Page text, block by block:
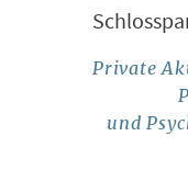
Private
und